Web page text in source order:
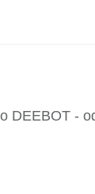
DEEBOT -